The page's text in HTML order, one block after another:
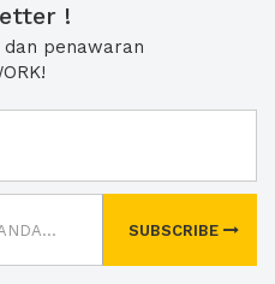
!
penawaran
SUBSCRIBE